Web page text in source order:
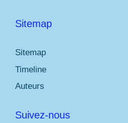
Sitemap
Sitemap
Timeline
Auteurs
Suivez-nous